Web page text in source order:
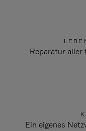
Reparatur aller
Ein eigenes